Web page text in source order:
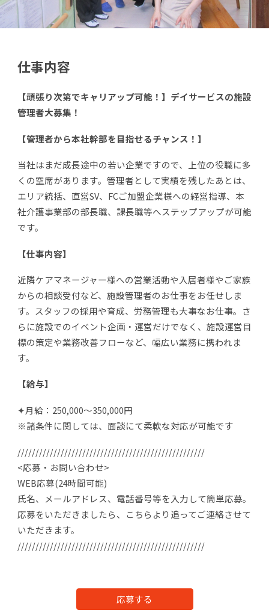
仕事内容
【頑張り次第でキャリアップ可能！】デイサービスの施設
管理者大募集！
【管理者から本社幹部を目指せるチャンス！】
当社はまだ成長途中の若い企業ですので、上位の役職に多
くの空席があります。管理者として実績を残したあとは、
エリア統括、直営SV、FCご加盟企業様への経営指導、本
社介護事業部の部長職、課長職等へステップアップが可能
です。
【仕事内容】
近隣ケアマネージャー様への営業活動や入居者様やご家族
からの相談受付など、施設管理者のお仕事をお任せしま
す。スタッフの採用や育成、労務管理も大事なお仕事。さ
らに施設でのイベント企画・運営だけでなく、施設運営目
標の策定や業務改善フローなど、幅広い業務に携われま
す。
【給与】
✦月給：250,000～350,000円
※諸条件に関しては、面談にて柔軟な対応が可能です
////////////////////////////////////////////////////
<応募・お問い合わせ>
WEB応募(24時間可能)
氏名、メールアドレス、電話番号等を入力して簡単応募。
応募をいただきましたら、こちらより追ってご連絡させて
いただきます。
////////////////////////////////////////////////////
応募する